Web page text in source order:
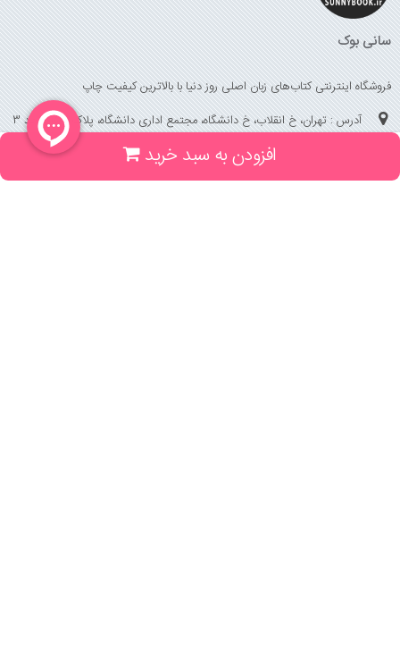
افزودن به سبد خرید
سانی بوک
فروشگاه اینترنتی کتاب‌های زبان اصلی روز دنیا با بالاترین کیفیت چاپ
آدرس : تهران، خ انقلاب، خ دانشگاه، مجتمع اداری دانشگاه، پلاک 158 واحد 3
(جهت خرید حضوری، تلفنی ، پیگیری سفارشات سایت با شماره تلفن 02166175070
تماس حاصل فرمایید)